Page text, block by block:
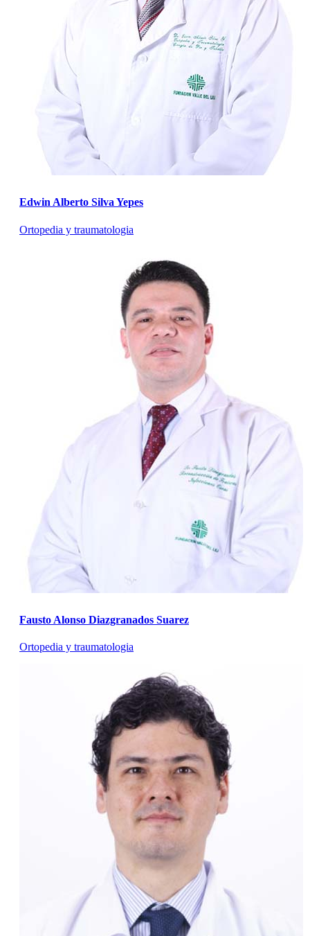
Edwin Alberto Silva Yepes
Ortopedia y traumatologia
Fausto Alonso Diazgranados Suarez
Ortopedia y traumatologia